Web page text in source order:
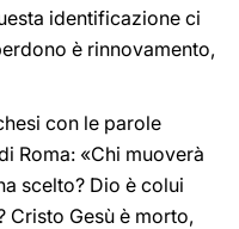
identificazione ci
è rinnovamento,
con le parole
Roma: «Chi muoverà
scelto? Dio è colui
Cristo Gesù è morto,